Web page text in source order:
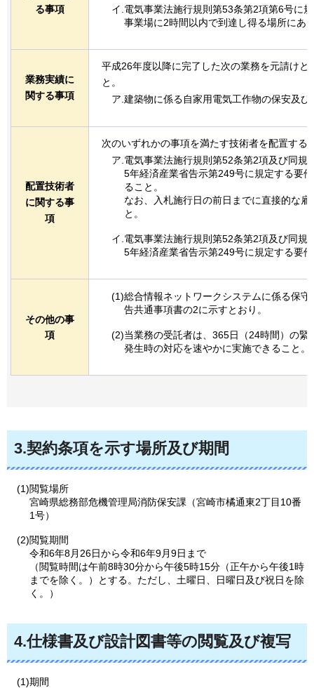
る事項
イ.電気事業法施行規則第53条第2項第6号に
事業場に2時間以内で到達し得る場所にあ
業務実績に
関する事項
平成26年度以降に完了した次の業務を元請けと
と。
ア.建築物に係る自家用電気工作物の保安及び
配置技術者
に関する事
項
次のいずれかの事項を満たす技術者を配置する
ア.電気事業法施行規則第52条第2項及び同規
5年経済産業省告示第249号に規定する要
ること。
なお、入札施行日の前日までに直接的な
と。
イ.電気事業法施行規則第52条第2項及び同規
5年経済産業省告示第249号に規定する要
その他の事
項
(1)総合情報ネットワークシステムに係る保
告共通事項書の2に示すとおり。
(2)当業務の受託者は、365日（24時間）の緊
発生時の対応を速やかに実施できること。
3.契約条項を示す場所及び期間
(1)閲覧場所
宮崎県総務部危機管理局消防保安課（宮崎市橘通東2丁目10番
1号）
(2)閲覧期間
令和6年8月26日から令和6年9月9日まで
（閲覧時間は午前8時30分から午後5時15分（正午から午後1時
までを除く。）とする。ただし、土曜日、日曜日及び祝日を除
く。）
4.仕様書及び設計図書等の閲覧及び複写
(1)期間